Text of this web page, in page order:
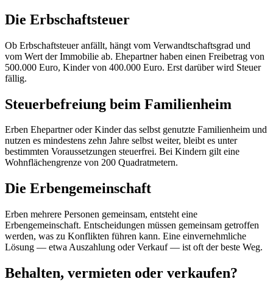
Die Erbschaftsteuer
Ob Erbschaftsteuer anfällt, hängt vom Verwandtschaftsgrad und
vom Wert der Immobilie ab. Ehepartner haben einen Freibetrag von
500.000 Euro, Kinder von 400.000 Euro. Erst darüber wird Steuer
fällig.
Steuerbefreiung beim Familienheim
Erben Ehepartner oder Kinder das selbst genutzte Familienheim und
nutzen es mindestens zehn Jahre selbst weiter, bleibt es unter
bestimmten Voraussetzungen steuerfrei. Bei Kindern gilt eine
Wohnflächengrenze von 200 Quadratmetern.
Die Erbengemeinschaft
Erben mehrere Personen gemeinsam, entsteht eine
Erbengemeinschaft. Entscheidungen müssen gemeinsam getroffen
werden, was zu Konflikten führen kann. Eine einvernehmliche
Lösung — etwa Auszahlung oder Verkauf — ist oft der beste Weg.
Behalten, vermieten oder verkaufen?